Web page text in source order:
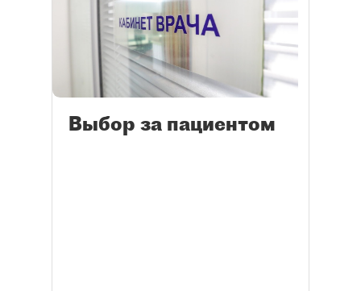
Выбор за пациентом